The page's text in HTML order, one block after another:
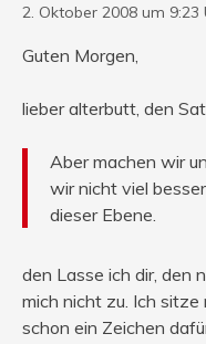
2. Oktober 2008 um 9:23
Guten Morgen,
lieber alterbutt, den
Aber machen wir
wir nicht viel
dieser Ebene.
den Lasse ich dir, den
mich nicht zu. Ich sitze
schon ein Zeichen